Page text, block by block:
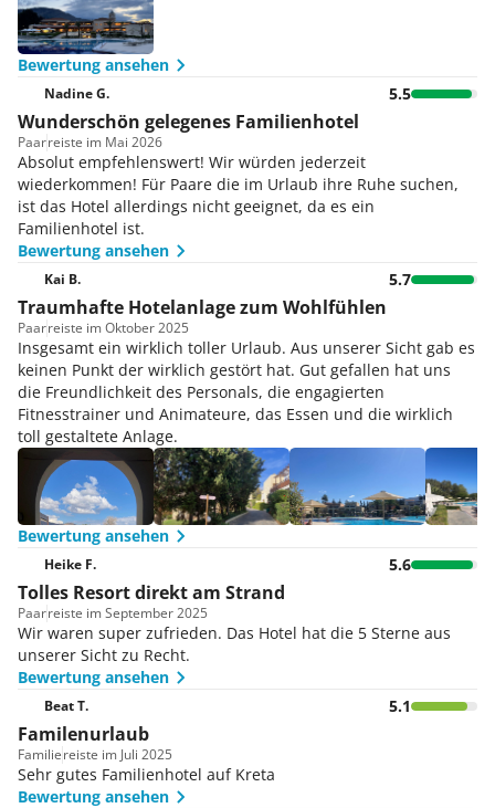
Bewertung ansehen
Nadine G. 5.5
Wunderschön gelegenes Familienhotel
Paarreiste im Mai 2026
Absolut empfehlenswert! Wir würden jederzeit
wiederkommen! Für Paare die im Urlaub ihre Ruhe suchen,
ist das Hotel allerdings nicht geeignet, da es ein
Familienhotel ist.
Bewertung ansehen
Kai B. 5.7
Traumhafte Hotelanlage zum Wohlfühlen
Paarreiste im Oktober 2025
Insgesamt ein wirklich toller Urlaub. Aus unserer Sicht gab es
keinen Punkt der wirklich gestört hat. Gut gefallen hat uns
die Freundlichkeit des Personals, die engagierten
Fitnesstrainer und Animateure, das Essen und die wirklich
toll gestaltete Anlage.
Bewertung ansehen
Heike F. 5.6
Tolles Resort direkt am Strand
Paarreiste im September 2025
Wir waren super zufrieden. Das Hotel hat die 5 Sterne aus
unserer Sicht zu Recht.
Bewertung ansehen
Beat T. 5.1
Familenurlaub
Familiereiste im Juli 2025
Sehr gutes Familienhotel auf Kreta
Bewertung ansehen